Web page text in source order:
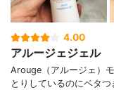
4.00
アルージェジェル
Arouge（アルージェ）
とりしているのにベタ